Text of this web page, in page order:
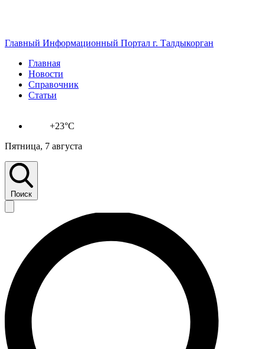
Главный Информационный Портал г. Талдыкорган
Главная
Новости
Справочник
Статьи
+23°C
Пятница, 7 августа
Поиск